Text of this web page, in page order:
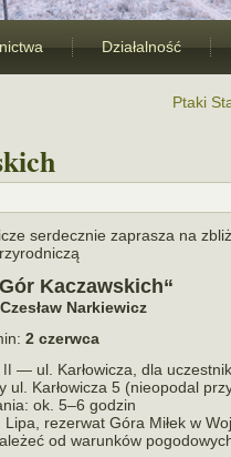
Działalność
Ptaki
ser­decz­nie zapra­sza na
Kaczawskich“
Narkiewicz
2 czerwca
— ul. Karłowicza, dla
ul. Karłowicza 5 (nie­opo­dal
ok. 5–6 godzin
rezer­wat Góra Miłek w
od warun­ków